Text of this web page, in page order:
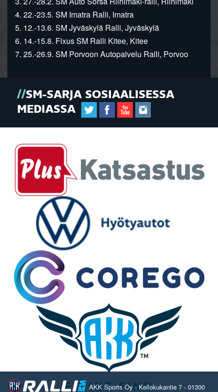
4. 22.-23.5. SM Imatra Ralli, Imatra
5. 12.-13.6. SM Jyväskylä Ralli, Jyväskylä
6. 14.-15.8. Fixus SM Ralli Kitee, Kitee
7. 25.-26.9. SM Porvoon Autopalvelu Ralli, Porvoo
SM-SARJA SOSIAALISESSA
MEDIASSA
AKK Sports Oy - Kellokukantie 7 - 01300